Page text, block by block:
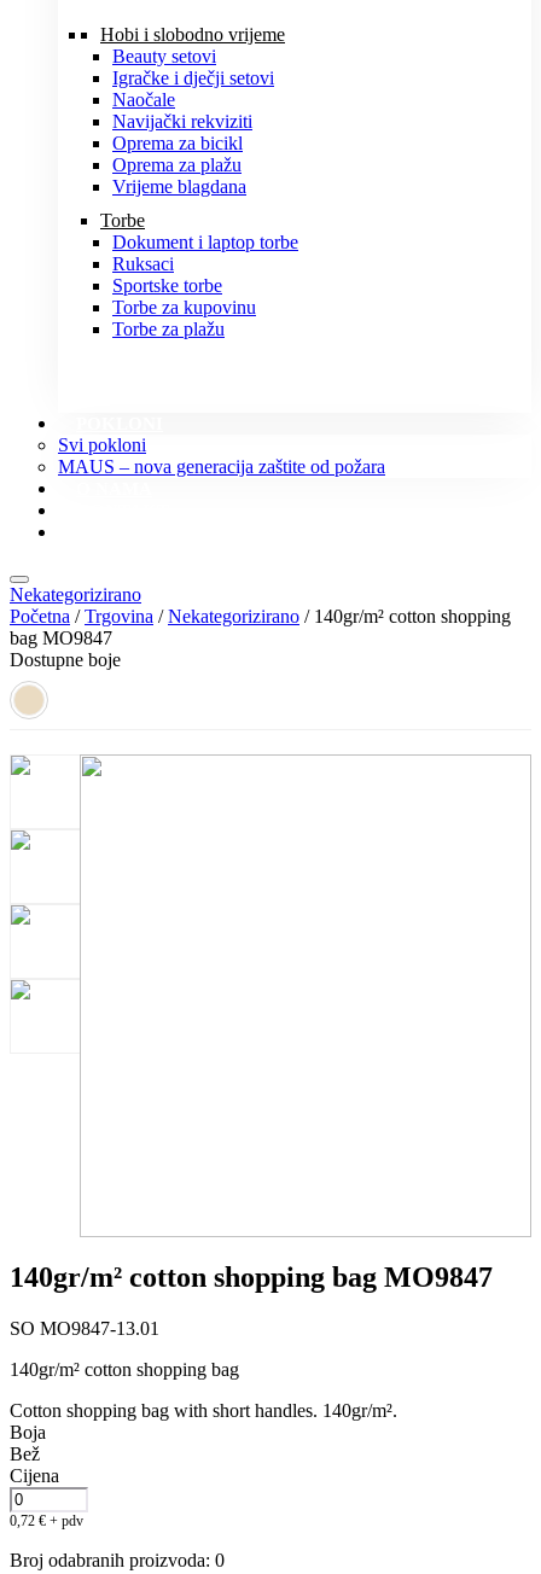
Hobi i slobodno vrijeme
Beauty setovi
Igračke i dječji setovi
Naočale
Navijački rekviziti
Oprema za bicikl
Oprema za plažu
Vrijeme blagdana
Torbe
Dokument i laptop torbe
Ruksaci
Sportske torbe
Torbe za kupovinu
Torbe za plažu
Svi pokloni
MAUS – nova generacija zaštite od požara
Nekategorizirano
Početna /Trgovina /Nekategorizirano / 140gr/m² cotton shopping
bag MO9847
Dostupne boje
140gr/m² cotton shopping bag MO9847
SO MO9847-13.01
140gr/m² cotton shopping bag
Cotton shopping bag with short handles. 140gr/m².
Boja
Bež
Cijena
0,72 € + pdv
Broj odabranih proizvoda: 0